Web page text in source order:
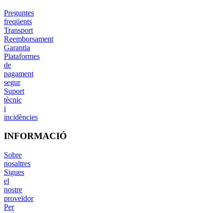
Preguntes
freqüents
Transport
Reemborsament
Garantia
Plataformes
de
pagament
segur
Suport
tècnic
i
incidències
INFORMACIÓ
Sobre
nosaltres
Sigues
el
nostre
proveïdor
Per